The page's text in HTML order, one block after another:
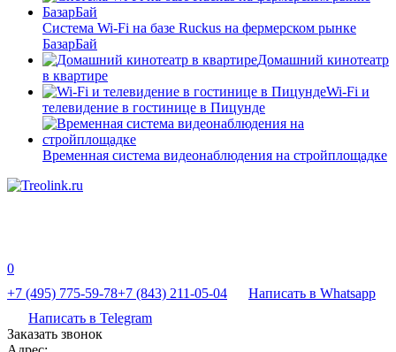
Система Wi-Fi на базе Ruckus на фермерском рынке
БазарБай
Домашний кинотеатр
в квартире
Wi-Fi и
телевидение в гостинице в Пицунде
Временная система видеонаблюдения на стройплощадке
0
+7 (495) 775-59-78+7 (843) 211-05-04
Написать в Whatsapp
Написать в Telegram
Заказать звонок